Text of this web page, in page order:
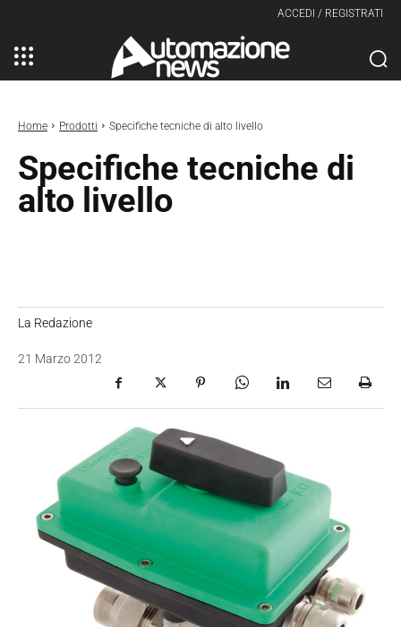
ACCEDI / REGISTRATI
Home Prodotti Specifiche tecniche di alto livello
Specifiche tecniche di
alto livello
La Redazione
21 Marzo 2012